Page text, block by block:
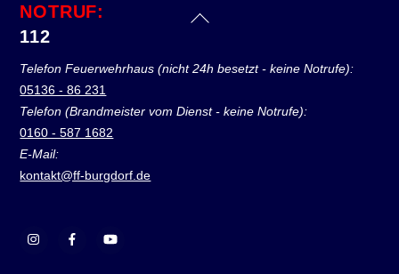
NOTRUF:
112
Telefon Feuerwehrhaus (nicht 24h besetzt - keine Notrufe):
05136 - 86 231
Telefon (Brandmeister vom Dienst - keine Notrufe):
0160 - 587 1682
E-Mail:
kontakt@ff-burgdorf.de
Back